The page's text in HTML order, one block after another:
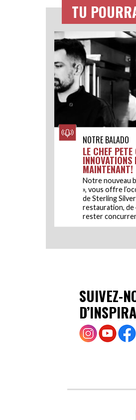
TU
NOTRE BALADO
LE CHEF
MAINTENANT!
Notre nouveau
», vous offre
de Sterling
restauration, de
rester
SUIVEZ-